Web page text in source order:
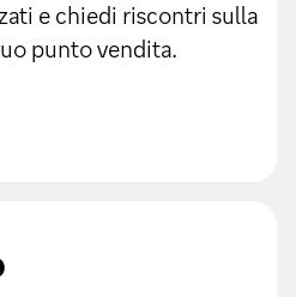
e chiedi riscontri sulla
punto vendita.